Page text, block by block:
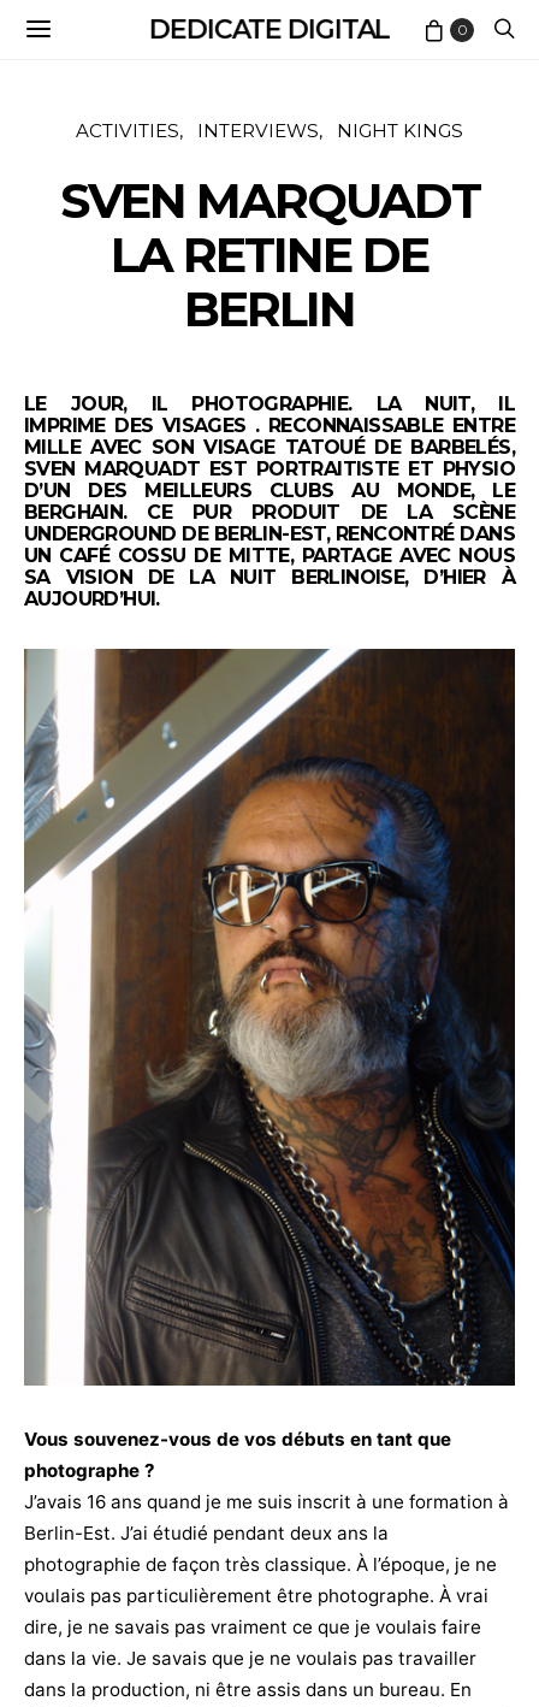
DEDICATE DIGITAL 0
ACTIVITIES INTERVIEWS NIGHT KINGS
SVEN MARQUADT
LA RETINE DE
BERLIN
LE JOUR, IL PHOTOGRAPHIE. LA NUIT, IL
IMPRIME DES VISAGES . RECONNAISSABLE ENTRE
MILLE AVEC SON VISAGE TATOUÉ DE BARBELÉS,
SVEN MARQUADT EST PORTRAITISTE ET PHYSIO
D’UN DES MEILLEURS CLUBS AU MONDE, LE
BERGHAIN. CE PUR PRODUIT DE LA SCÈNE
UNDERGROUND DE BERLIN-EST, RENCONTRÉ DANS
UN CAFÉ COSSU DE MITTE, PARTAGE AVEC NOUS
SA VISION DE LA NUIT BERLINOISE, D’HIER À
AUJOURD’HUI.
Vous souvenez-vous de vos débuts en tant que
photographe ?
J’avais 16 ans quand je me suis inscrit à une formation à
Berlin-Est. J’ai étudié pendant deux ans la
photographie de façon très classique. À l’époque, je ne
voulais pas particulièrement être photographe. À vrai
dire, je ne savais pas vraiment ce que je voulais faire
dans la vie. Je savais que je ne voulais pas travailler
dans la production, ni être assis dans un bureau. En